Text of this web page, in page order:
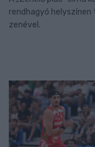
rendhagyó helyszínen
zenével.